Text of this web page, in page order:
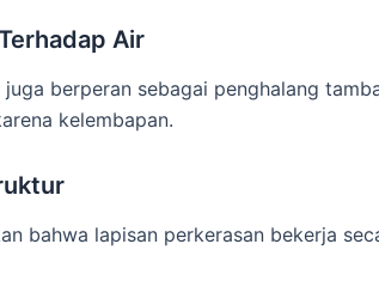
Air
berperan sebagai penghalang
kelembapan.
bahwa lapisan perkerasan bekerja